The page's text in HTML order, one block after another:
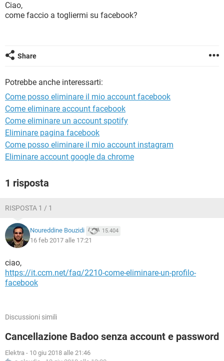
TIKTOK
INSTAGRAM WHATSAPP
INTRATTENIMENTO
TIKTOK
Ciao,
come faccio a togliermi su facebook?
Share
Potrebbe anche interessarti:
Come posso eliminare il mio account facebook
Come eliminare account facebook
Come eliminare un account spotify
Eliminare pagina facebook
Come posso eliminare il mio account instagram
Eliminare account google da chrome
1 risposta
RISPOSTA 1 / 1
Noureddine Bouzidi 15.404
16 feb 2017 alle 17:21
ciao,
https://it.ccm.net/faq/2210-come-eliminare-un-profilo-
facebook
Discussioni simili
Cancellazione Badoo senza account e password
Elektra - 10 giu 2018 alle 21:46